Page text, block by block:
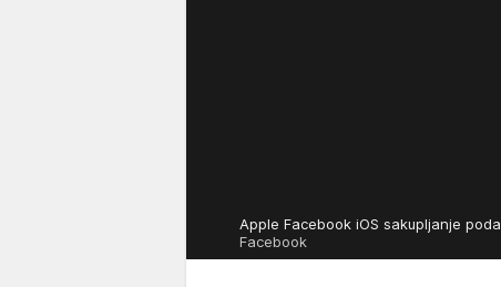
Apple Facebook iOS sakupljanje
Facebook